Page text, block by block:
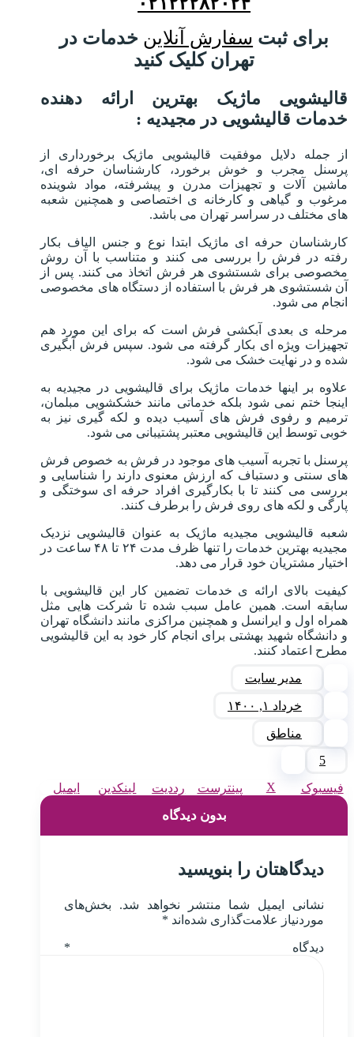
برای ثبت سفارش آنلاین خدمات در
تهران کلیک کنید
قالیشویی ماژیک بهترین ارائه دهنده
خدمات قالیشویی در مجیدیه :
از جمله دلایل موفقیت قالیشویی ماژیک برخورداری از
پرسنل مجرب و خوش برخورد، کارشناسان حرفه ای،
ماشین آلات و تجهیزات مدرن و پیشرفته، مواد شوینده
مرغوب و گیاهی و کارخانه ی اختصاصی و همچنین شعبه
های مختلف در سراسر تهران می باشد.
کارشناسان حرفه ای ماژیک ابتدا نوع و جنس الیاف بکار
رفته در فرش را بررسی می کنند و متناسب با آن روش
مخصوصی برای شستشوی هر فرش اتخاذ می کنند. پس از
آن شستشوی هر فرش با استفاده از دستگاه های مخصوصی
انجام می شود.
مرحله ی بعدی آبکشی فرش است که برای این مورد هم
تجهیزات ویژه ای بکار گرفته می شود. سپس فرش آبگیری
شده و در نهایت خشک می شود.
علاوه بر اینها خدمات ماژیک برای قالیشویی در مجیدیه به
اینجا ختم نمی شود بلکه خدماتی مانند خشکشویی مبلمان،
ترمیم و رفوی فرش های آسیب دیده و لکه گیری نیز به
خوبی توسط این قالیشویی معتبر پشتیبانی می شود.
پرسنل با تجربه آسیب های موجود در فرش به خصوص فرش
های سنتی و دستباف که ارزش معنوی دارند را شناسایی و
بررسی می کنند تا با بکارگیری افراد حرفه ای سوختگی و
پارگی و لکه های روی فرش را برطرف کنند.
شعبه قالیشویی مجیدیه ماژیک به عنوان قالیشویی نزدیک
مجیدیه بهترین خدمات را تنها ظرف مدت ۲۴ تا ۴۸ ساعت در
اختیار مشتریان خود قرار می دهد.
کیفیت بالای ارائه ی خدمات تضمین کار این قالیشویی با
سابقه است. همین عامل سبب شده تا شرکت هایی مثل
همراه اول و ایرانسل و همچنین مراکزی مانند دانشگاه تهران
و دانشگاه شهید بهشتی برای انجام کار خود به این قالیشویی
مطرح اعتماد کنند.
مدیر سایت
خرداد ۱, ۱۴۰۰
مناطق
5
فیسبوک X پینترست رددیت لینکدین ایمیل
بدون دیدگاه
دیدگاهتان را بنویسید
نشانی ایمیل شما منتشر نخواهد شد.
بخش‌های
موردنیاز علامت‌گذاری شده‌اند *
دیدگاه *